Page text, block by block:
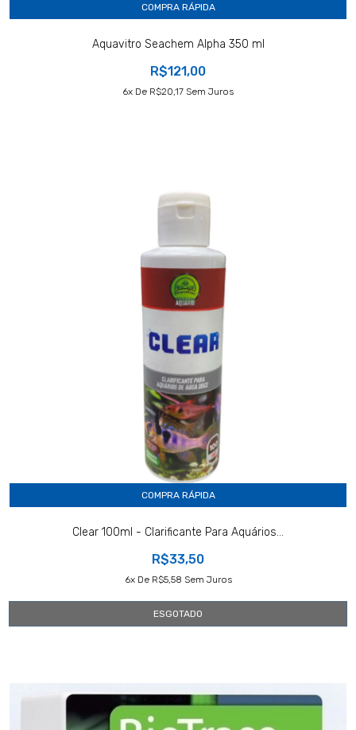
COMPRA RÁPIDA
Aquavitro Seachem Alpha 350 ml
R$121,00
6X De R$20,17 Sem Juros
COMPRA RÁPIDA
Clear 100ml - Clarificante Para Aquários...
R$33,50
6X De R$5,58 Sem Juros
ESGOTADO